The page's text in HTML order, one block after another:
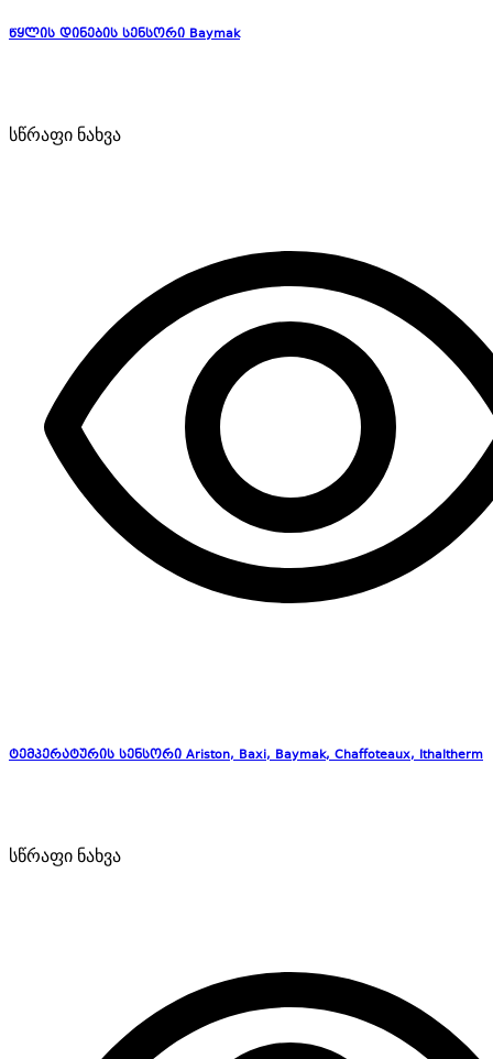
წყლის დინების სენსორი Baymak
სწრაფი ნახვა
ტემპერატურის სენსორი Ariston, Baxi, Baymak, Chaffoteaux, Ithaltherm
სწრაფი ნახვა